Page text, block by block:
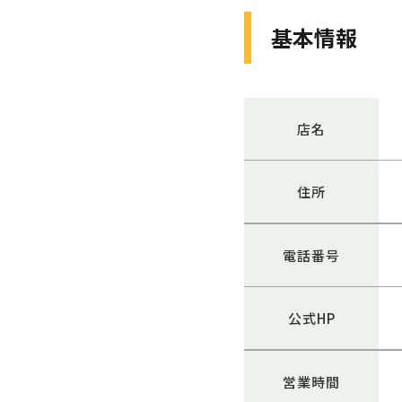
基本情報
店名
住所
電話番号
公式HP
営業時間